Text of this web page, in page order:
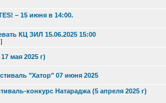
– 15 июня в 14:00.
КЦ ЗИЛ 15.06.2025 15:00
]
мая 2025 г)
"Хатор" 07 июня 2025
конкурс Натараджа (5 апреля 2025 г)